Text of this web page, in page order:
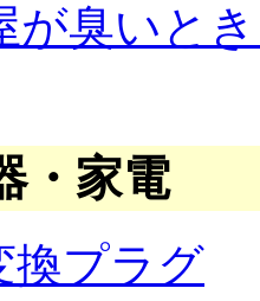
が臭いと
・家電
換プラグ